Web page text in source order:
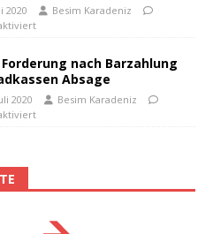
2020
Besim Karadeniz
nach Barzahlung
Absage
2020
Besim Karadeniz